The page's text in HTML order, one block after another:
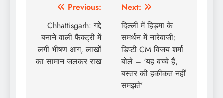
Post
navigation
Previous:
Chhattisgarh: गद्दे
बनाने वाली फैक्ट्री में
लगी भीषण आग, लाखों
का सामान जलकर राख
Next:
दिल्ली में हिड़मा के
समर्थन में नारेबाजी:
डिप्टी CM विजय शर्मा
बोले – ‘यह बच्चे हैं,
बस्तर की हकीकत नहीं
समझते’